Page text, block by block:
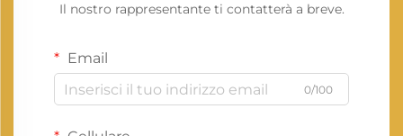
Il nostro rappresentante ti contatterà a breve.
Email
0/100